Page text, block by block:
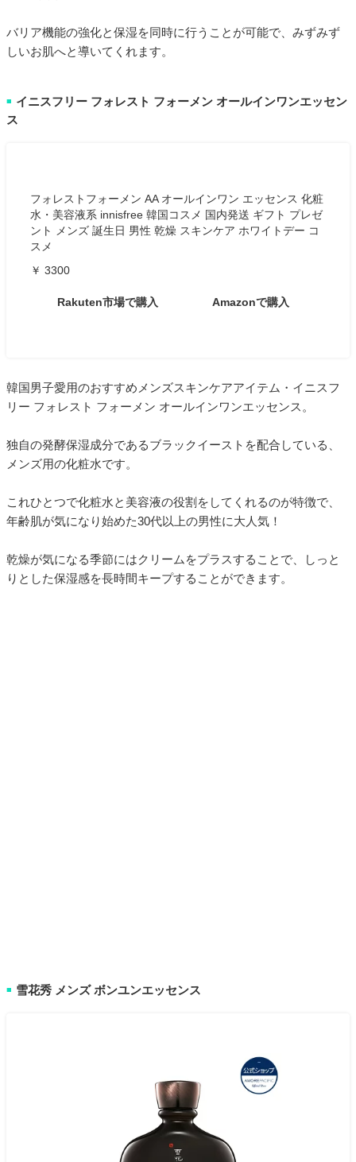
バリア機能の強化と保湿を同時に行うことが可能で、みずみず
しいお肌へと導いてくれます。
■ イニスフリー フォレスト フォーメン オールインワンエッセン
ス
フォレストフォーメン AA オールインワン エッセンス 化粧
水・美容液系 innisfree 韓国コスメ 国内発送 ギフト プレゼ
ント メンズ 誕生日 男性 乾燥 スキンケア ホワイトデー コ
スメ
￥ 3300
Rakuten市場で購入 Amazonで購入
韓国男子愛用のおすすめメンズスキンケアアイテム・イニスフ
リー フォレスト フォーメン オールインワンエッセンス。
独自の発酵保湿成分であるブラックイーストを配合している、
メンズ用の化粧水です。
これひとつで化粧水と美容液の役割をしてくれるのが特徴で、
年齢肌が気になり始めた30代以上の男性に大人気！
乾燥が気になる季節にはクリームをプラスすることで、しっと
りとした保湿感を長時間キープすることができます。
■ 雪花秀 メンズ ボンユンエッセンス